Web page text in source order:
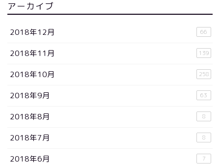
アーカイブ
2018年12月 66
2018年11月 139
2018年10月 258
2018年9月 63
2018年8月 8
2018年7月 8
2018年6月 7